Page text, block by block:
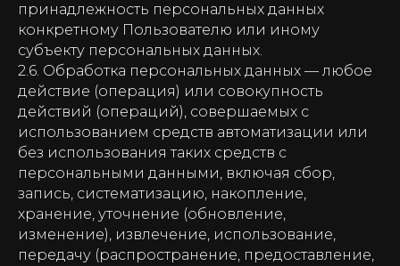
принадлежность персональных данных
конкретному Пользователю или иному
субъекту персональных данных.
2.6. Обработка персональных данных — любое
действие (операция) или совокупность
действий (операций), совершаемых с
использованием средств автоматизации или
без использования таких средств с
персональными данными, включая сбор,
запись, систематизацию, накопление,
хранение, уточнение (обновление,
изменение), извлечение, использование,
передачу (распространение, предоставление,